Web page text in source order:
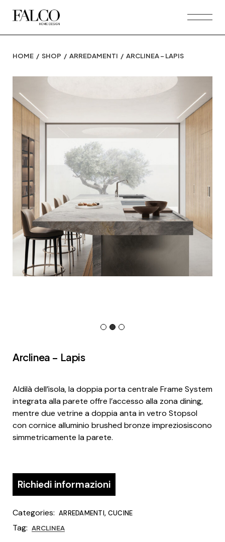
HOME SHOP ARREDAMENTI ARCLINEA – LAPIS
Arclinea – Lapis
Aldilà dell’isola, la doppia porta centrale Frame System
integrata alla parete offre l’accesso alla zona dining,
mentre due vetrine a doppia anta in vetro Stopsol
con cornice alluminio brushed bronze impreziosiscono
simmetricamente la parete.
Richiedi informazioni
Categories: ARREDAMENTI, CUCINE
Tag: ARCLINEA